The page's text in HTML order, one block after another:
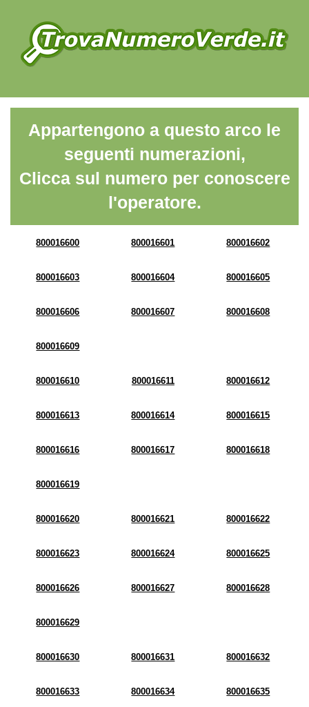
Appartengono a questo arco le
seguenti numerazioni,
Clicca sul numero per conoscere
l'operatore.
800016600 800016601 800016602
800016603 800016604 800016605
800016606 800016607 800016608
800016609
800016610 800016611 800016612
800016613 800016614 800016615
800016616 800016617 800016618
800016619
800016620 800016621 800016622
800016623 800016624 800016625
800016626 800016627 800016628
800016629
800016630 800016631 800016632
800016633 800016634 800016635